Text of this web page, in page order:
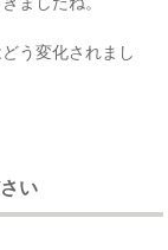
う変化されまし
い